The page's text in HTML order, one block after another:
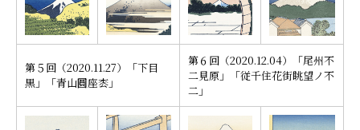
第５回（2020.11.27）「下目
黒」「青山圓座枩」
第６回（2020.12.04）「尾州不
二見原」「従千住花街眺望ノ不
二」